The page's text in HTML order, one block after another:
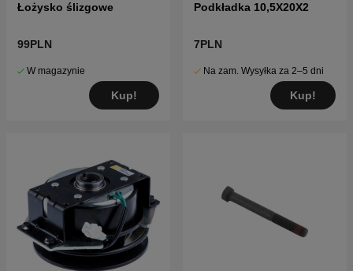
Łożysko ślizgowe
99PLN
W magazynie
Kup!
Podkładka 10,5X20X2
7PLN
Na zam. Wysyłka za 2–5 dni
Kup!